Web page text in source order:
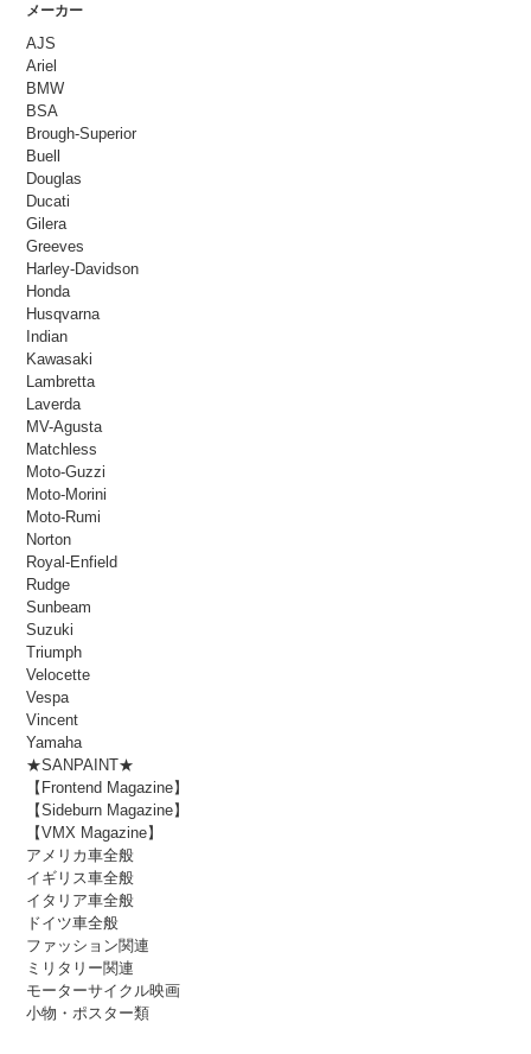
メーカー
AJS
Ariel
BMW
BSA
Brough-Superior
Buell
Douglas
Ducati
Gilera
Greeves
Harley-Davidson
Honda
Husqvarna
Indian
Kawasaki
Lambretta
Laverda
MV-Agusta
Matchless
Moto-Guzzi
Moto-Morini
Moto-Rumi
Norton
Royal-Enfield
Rudge
Sunbeam
Suzuki
Triumph
Velocette
Vespa
Vincent
Yamaha
★SANPAINT★
【Frontend Magazine】
【Sideburn Magazine】
【VMX Magazine】
アメリカ車全般
イギリス車全般
イタリア車全般
ドイツ車全般
ファッション関連
ミリタリー関連
モーターサイクル映画
小物・ポスター類